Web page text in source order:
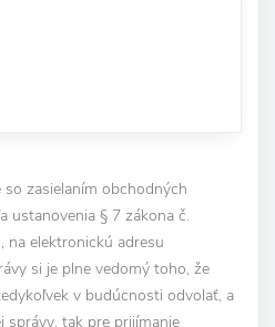
zasielaním obchodných
ustanovenia § 7 zákona č.
na elektronickú adresu
si je plne vedomý toho, že
v budúcnosti odvolať, a
správy, tak pre prijímanie